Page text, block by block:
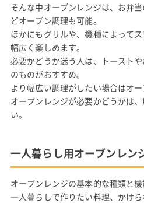
そんな中オーブンレンジは、お弁
どオーブン調理も可能。
ほかにもグリルや、機種によって
幅広く楽しめます。
必要かどうか迷う人は、トースト
のものがおすすめ。
より幅広い調理がしたい場合はオ
オーブンレンジが必要かどうかは
い。
一人暮らし用オーブンレン
オーブンレンジの基本的な種類と機
一人暮らしで作りたい料理、かけ